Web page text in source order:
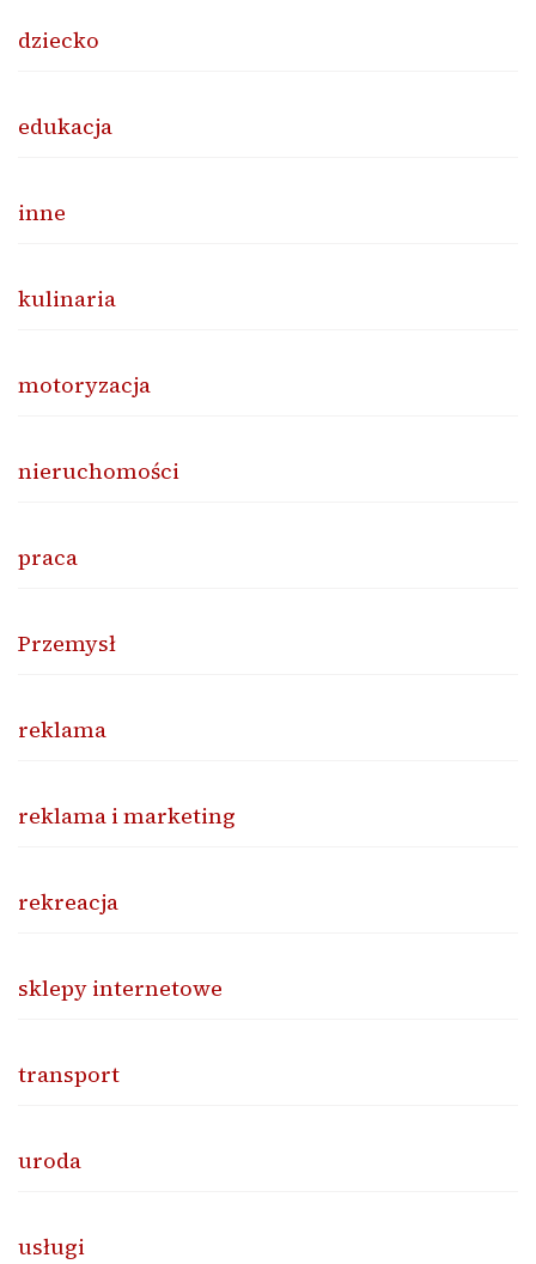
dziecko
edukacja
inne
kulinaria
motoryzacja
nieruchomości
praca
Przemysł
reklama
reklama i marketing
rekreacja
sklepy internetowe
transport
uroda
usługi